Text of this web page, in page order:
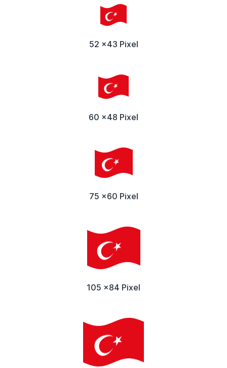
52 x43 Pixel
60 x48 Pixel
75 x60 Pixel
105 x84 Pixel